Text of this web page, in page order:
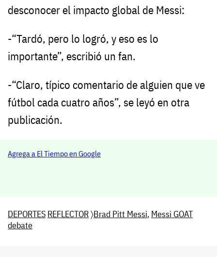
desconocer el impacto global de Messi:
-“Tardó, pero lo logró, y eso es lo
importante”, escribió un fan.
-“Claro, típico comentario de alguien que ve
fútbol cada cuatro años”, se leyó en otra
publicación.
Agrega a El Tiempo en Google
DEPORTES REFLECTOR〉Brad Pitt Messi, Messi GOAT
debate